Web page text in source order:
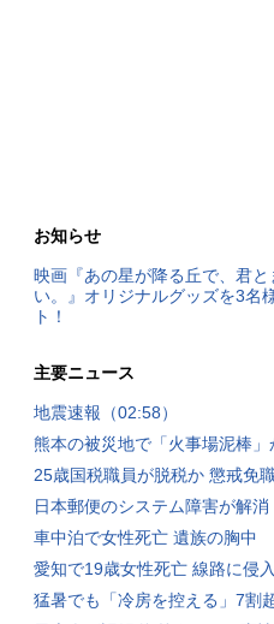
お知らせ
映画『あの星が降る丘で、君と
い。』オリジナルグッズを3名
ト！
主要ニュース
地震速報（02:58）
熊本の被災地で「火事場泥棒」
25歳国税職員が脱税か 懲戒免
日本郵便のシステム障害が解消
車中泊で女性死亡 遺族の胸中
愛知で19歳女性死亡 線路に侵
猛暑でも「冷房を控える」7割